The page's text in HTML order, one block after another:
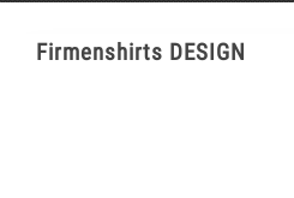
Firmenshirts DESIGN